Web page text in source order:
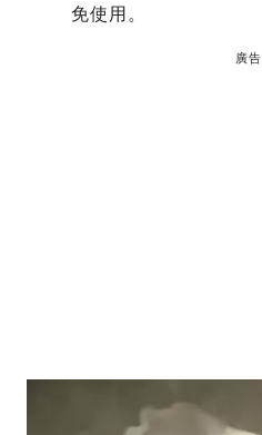
免使用。
廣告